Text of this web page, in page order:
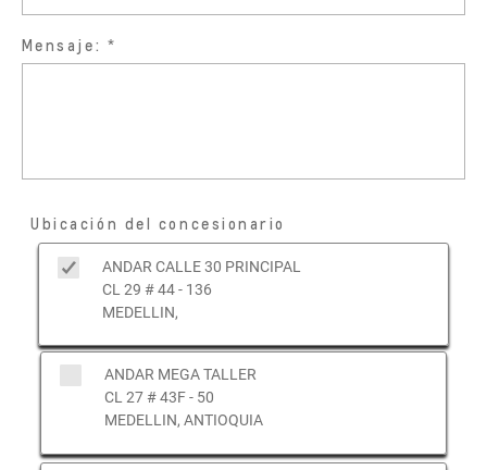
Mensaje:
Ubicación del concesionario
ANDAR CALLE 30 PRINCIPAL
CL 29 # 44 - 136
MEDELLIN,
ANDAR MEGA TALLER
CL 27 # 43F - 50
MEDELLIN, ANTIOQUIA